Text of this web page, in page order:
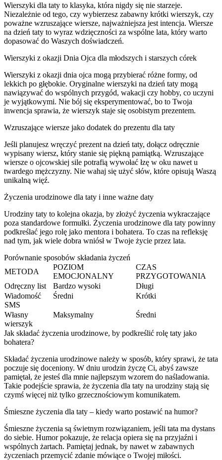
Wierszyki dla taty to klasyka, która nigdy się nie starzeje.
Niezależnie od tego, czy wybierzesz zabawny krótki wierszyk, czy
poważne wzruszające wiersze, najważniejsza jest intencja. Wiersze
na dzień taty to wyraz wdzięczności za wspólne lata, który warto
dopasować do Waszych doświadczeń.
Wierszyki z okazji Dnia Ojca dla młodszych i starszych córek
Wierszyki z okazji dnia ojca mogą przybierać różne formy, od
lekkich po głębokie. Oryginalne wierszyki na dzień taty mogą
nawiązywać do wspólnych przygód, wakacji czy hobby, co uczyni
je wyjątkowymi. Nie bój się eksperymentować, bo to Twoja
inwencja sprawia, że wierszyk staje się osobistym prezentem.
Wzruszające wiersze jako dodatek do prezentu dla taty
Jeśli planujesz wręczyć prezent na dzień taty, dołącz odręcznie
wypisany wiersz, który stanie się piękną pamiątką. Wzruszające
wiersze o ojcowskiej sile potrafią wywołać łzę w oku nawet u
twardego mężczyzny. Nie wahaj się użyć słów, które opisują Waszą
unikalną więź.
Życzenia urodzinowe dla taty i inne ważne daty
Urodziny taty to kolejna okazja, by złożyć życzenia wykraczające
poza standardowe formułki. Życzenia urodzinowe dla taty powinny
podkreślać jego rolę jako mentora i bohatera. To czas na refleksję
nad tym, jak wiele dobra wniósł w Twoje życie przez lata.
Porównanie sposobów składania życzeń
METODA
POZIOM
EMOCJONALNY
CZAS
PRZYGOTOWANIA
Odręczny list
Bardzo wysoki
Długi
Wiadomość
SMS
Średni Krótki
Własny
wierszyk
Maksymalny Średni
Jak składać życzenia urodzinowe, by podkreślić rolę taty jako
bohatera?
Składać życzenia urodzinowe należy w sposób, który sprawi, że tata
poczuje się doceniony. W dniu urodzin życzę Ci, abyś zawsze
pamiętał, że jesteś dla mnie najlepszym wzorem do naśladowania.
Takie podejście sprawia, że życzenia dla taty na urodziny stają się
czymś więcej niż tylko grzecznościowym komunikatem.
Śmieszne życzenia dla taty – kiedy warto postawić na humor?
Śmieszne życzenia są świetnym rozwiązaniem, jeśli tata ma dystans
do siebie. Humor pokazuje, że relacja opiera się na przyjaźni i
wspólnych żartach. Pamiętaj jednak, by nawet w zabawnych
życzeniach przemycić zdanie mówiące o Twojej miłości.